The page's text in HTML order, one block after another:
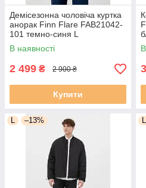
Демісезонна чоловіча куртка
анорак Finn Flare FAB21042-
101 темно-синя L
В наявності
2 499 ₴ 2 900 ₴
Купити
L –13% L